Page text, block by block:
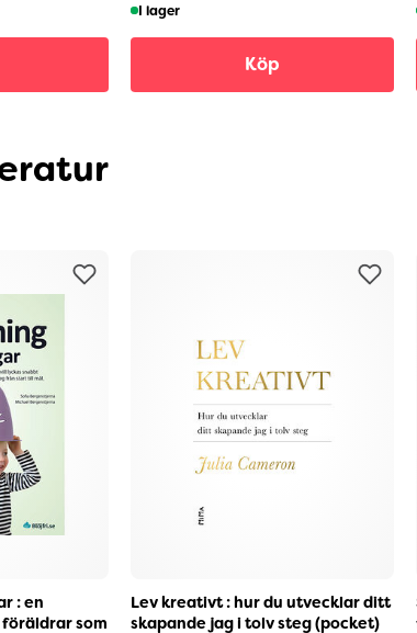
I lager
Köp
: en
som
Lev kreativt : hur du utvecklar ditt
skapande jag i tolv steg (pocket)